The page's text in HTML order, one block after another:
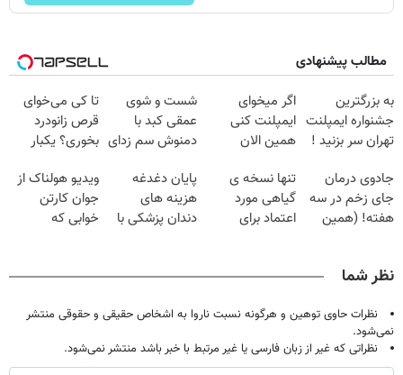
مطالب پیشنهادی
به بزرگترین
جشنواره ایمپلنت
تهران سر بزنید !
میلیون !
اگر میخوای
ایمپلنت کنی
همین الان
۲۵ میلیون
تومان!!!
شست و شوی
عمقی کبد با
دمنوش سم زدای
تا کی می‌خوای
قرص زانودرد
بخوری؟ یکبار
کن
جادوی درمان
جای زخم در سه
هفته! (همین
تنها نسخه ی
گیاهی مورد
اعتماد برای
پایان دغدغه
هزینه های
دندان پزشکی با
ویدیو هولناک از
جوان کارتن
خوابی که
نظر شما
نظرات حاوی توهین و هرگونه نسبت ناروا به اشخاص حقیقی و حقوقی منتشر
نمی‌شود.
نظراتی که غیر از زبان فارسی یا غیر مرتبط با خبر باشد منتشر نمی‌شود.